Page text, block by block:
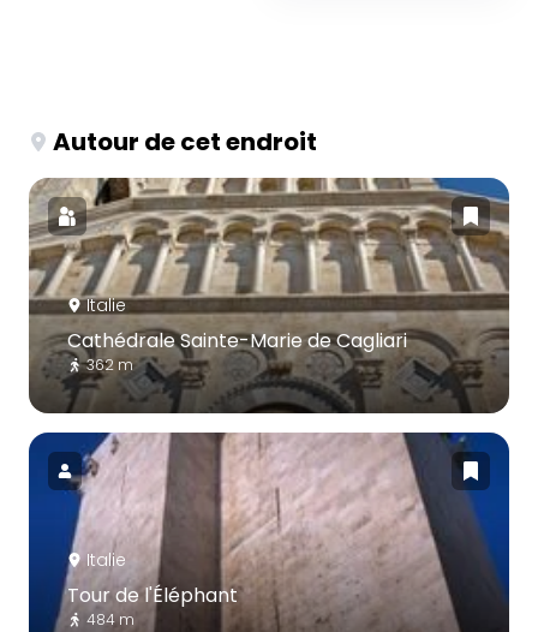
Autour de cet endroit
Italie
Cathédrale Sainte-Marie de Cagliari
362 m
Italie
Tour de l'Éléphant
484 m